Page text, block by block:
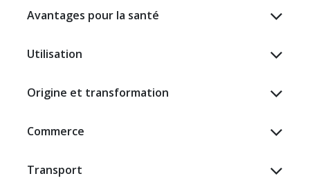
Avantages pour la santé
Utilisation
Origine et transformation
Commerce
Transport